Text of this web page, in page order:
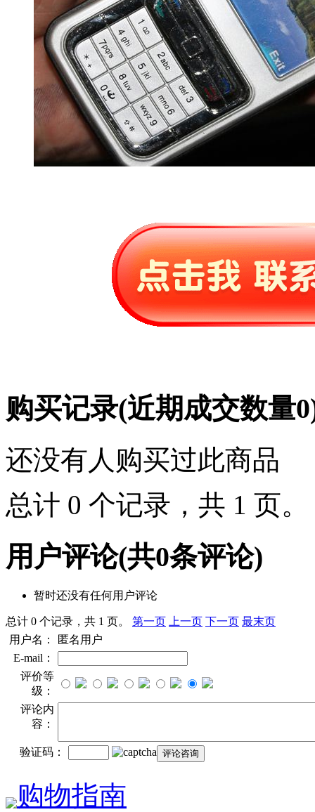
购买记录(近期成交数量0
还没有人购买过此商品
总计 0 个记录，共 1 页。
用户评论(共0条评论)
暂时还没有任何用户评论
总计 0 个记录，共 1 页。 第一页 上一页 下一页 最末页
用户名：
匿名用户
E-mail：
评价等
级：
评论内
容：
验证码：
购物指南